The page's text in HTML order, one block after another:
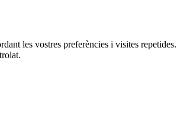
les vostres preferències i visites